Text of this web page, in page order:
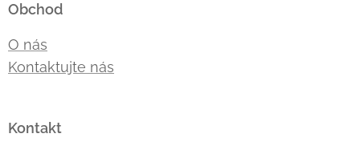
Obchod
O nás
Kontaktujte nás
Kontakt